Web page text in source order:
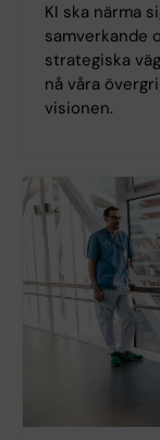
KI ska närma
samverkande
strategiska
nå våra
visionen.